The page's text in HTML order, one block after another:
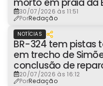
30/07/2026 às 11:51
PorRedação
NOTÍCIAS
BR-324 tem pistas
em trecho de
conclusão de
20/07/2026 às 16:12
PorRedação